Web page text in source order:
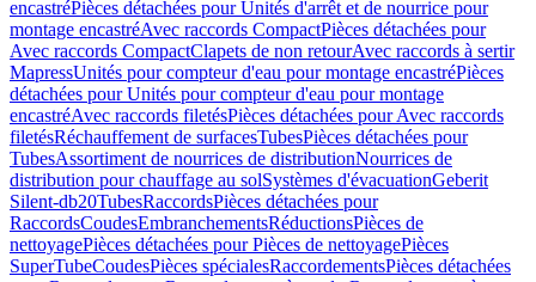
encastréPièces détachées pour Unités d'arrêt et de nourrice pour
montage encastréAvec raccords CompactPièces détachées pour
Avec raccords CompactClapets de non retourAvec raccords à sertir
MapressUnités pour compteur d'eau pour montage encastréPièces
détachées pour Unités pour compteur d'eau pour montage
encastréAvec raccords filetésPièces détachées pour Avec raccords
filetésRéchauffement de surfacesTubesPièces détachées pour
TubesAssortiment de nourrices de distributionNourrices de
distribution pour chauffage au solSystèmes d'évacuationGeberit
Silent-db20TubesRaccordsPièces détachées pour
RaccordsCoudesEmbranchementsRéductionsPièces de
nettoyagePièces détachées pour Pièces de nettoyagePièces
SuperTubeCoudesPièces spécialesRaccordementsPièces détachées